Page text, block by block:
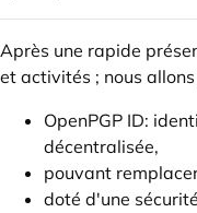
Après une rapide
et activités ; nous
OpenPGP ID:
décentralisée,
pouvant
doté d'une